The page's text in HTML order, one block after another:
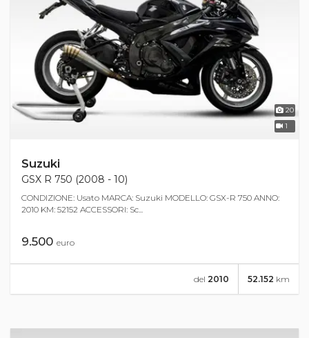
20
1
Suzuki
GSX R 750 (2008 - 10)
CONDIZIONE: Usato MARCA: Suzuki MODELLO: GSX-R 750 ANNO:
2010 KM: 52152 ACCESSORI: Sc...
9.500 euro
52.152 km
del 2010